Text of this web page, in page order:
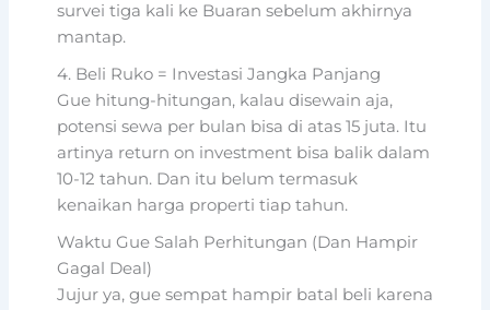
survei tiga kali ke Buaran sebelum akhirnya
mantap.
4. Beli Ruko = Investasi Jangka Panjang
Gue hitung-hitungan, kalau disewain aja,
potensi sewa per bulan bisa di atas 15 juta. Itu
artinya return on investment bisa balik dalam
10-12 tahun. Dan itu belum termasuk
kenaikan harga properti tiap tahun.
Waktu Gue Salah Perhitungan (Dan Hampir
Gagal Deal)
Jujur ya, gue sempat hampir batal beli karena